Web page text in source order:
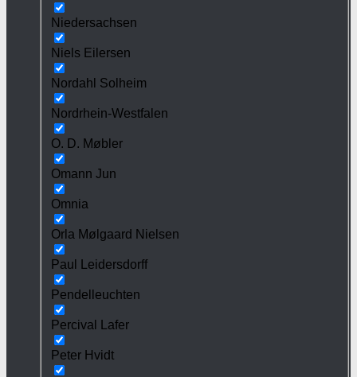
Niedersachsen
Niels Eilersen
Nordahl Solheim
Nordrhein-Westfalen
O. D. Møbler
Omann Jun
Omnia
Orla Mølgaard Nielsen
Paul Leidersdorff
Pendelleuchten
Percival Lafer
Peter Hvidt